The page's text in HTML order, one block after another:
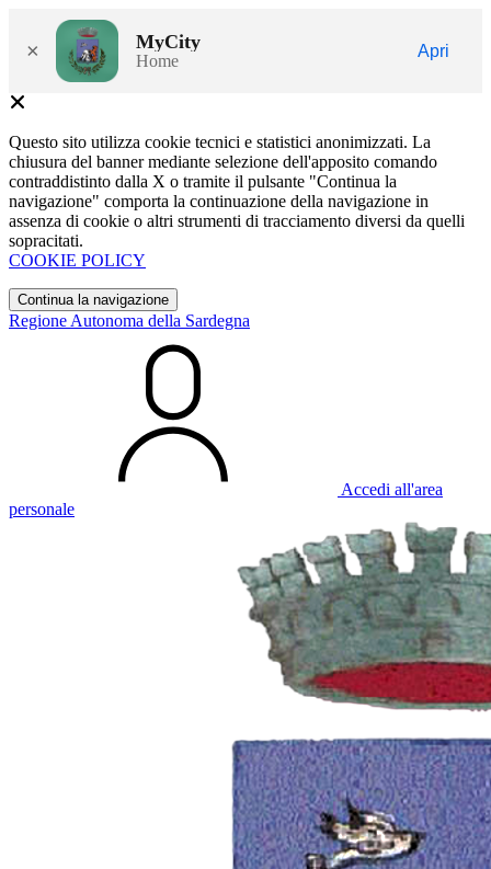
× MyCity
Home
Apri
Questo sito utilizza cookie tecnici e statistici anonimizzati. La
chiusura del banner mediante selezione dell'apposito comando
contraddistinto dalla X o tramite il pulsante "Continua la
navigazione" comporta la continuazione della navigazione in
assenza di cookie o altri strumenti di tracciamento diversi da quelli
sopracitati.
COOKIE POLICY
Continua la navigazione
Regione Autonoma della Sardegna
Accedi all'area
personale